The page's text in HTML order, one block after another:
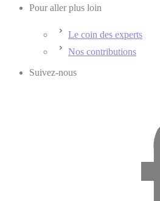
Pour aller plus loin
Le coin des experts
Nos contributions
Suivez-nous